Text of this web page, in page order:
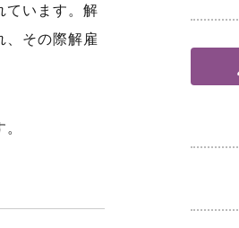
ています。解
、その際解雇